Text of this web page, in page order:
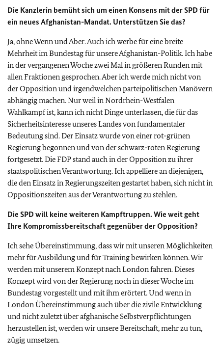
Die Kanzlerin bemüht sich um einen Konsens mit der SPD für
ein neues Afghanistan-Mandat. Unterstützen Sie das?
Ja, ohne Wenn und Aber. Auch ich werbe für eine breite
Mehrheit im Bundestag für unsere Afghanistan-Politik. Ich habe
in der vergangenen Woche zwei Mal in größeren Runden mit
allen Fraktionen gesprochen. Aber ich werde mich nicht von
der Opposition und irgendwelchen parteipolitischen Manövern
abhängig machen. Nur weil in Nordrhein-Westfalen
Wahlkampf ist, kann ich nicht Dinge unterlassen, die für das
Sicherheitsinteresse unseres Landes von fundamentaler
Bedeutung sind. Der Einsatz wurde von einer rot-grünen
Regierung begonnen und von der schwarz-roten Regierung
fortgesetzt. Die FDP stand auch in der Opposition zu ihrer
staatspolitischen Verantwortung. Ich appelliere an diejenigen,
die den Einsatz in Regierungszeiten gestartet haben, sich nicht in
Oppositionszeiten aus der Verantwortung zu stehlen.
Die SPD will keine weiteren Kampftruppen. Wie weit geht
Ihre Kompromissbereitschaft gegenüber der Opposition?
Ich sehe Übereinstimmung, dass wir mit unseren Möglichkeiten
mehr für Ausbildung und für Training bewirken können. Wir
werden mit unserem Konzept nach London fahren. Dieses
Konzept wird von der Regierung noch in dieser Woche im
Bundestag vorgestellt und mit ihm erörtert. Und wenn in
London Übereinstimmung auch über die zivile Entwicklung
und nicht zuletzt über afghanische Selbstverpflichtungen
herzustellen ist, werden wir unsere Bereitschaft, mehr zu tun,
zügig umsetzen.